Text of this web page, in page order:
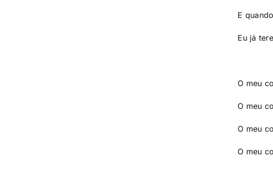
E
Eu já
O meu
O meu
O meu
O meu